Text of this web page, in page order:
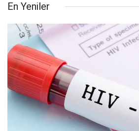
En Yeniler